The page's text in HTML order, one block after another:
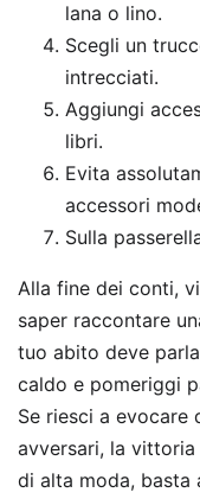
lana o lino.
Scegli un
intrecciati.
Aggiungi
libri.
Evita
accessori
Sulla
Alla fine dei conti,
saper raccontare
tuo abito deve
caldo e pomeriggi
Se riesci a evocare
avversari, la vittoria
di alta moda, basta